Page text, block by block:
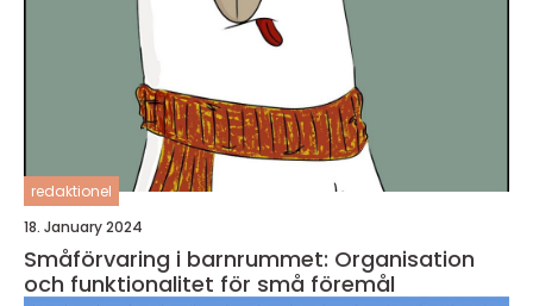
redaktionel
18. January 2024
Småförvaring i barnrummet: Organisation
och funktionalitet för små föremål